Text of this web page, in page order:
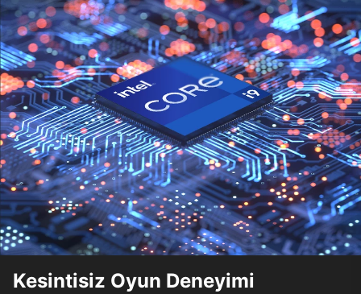
Kesintisiz Oyun Deneyimi